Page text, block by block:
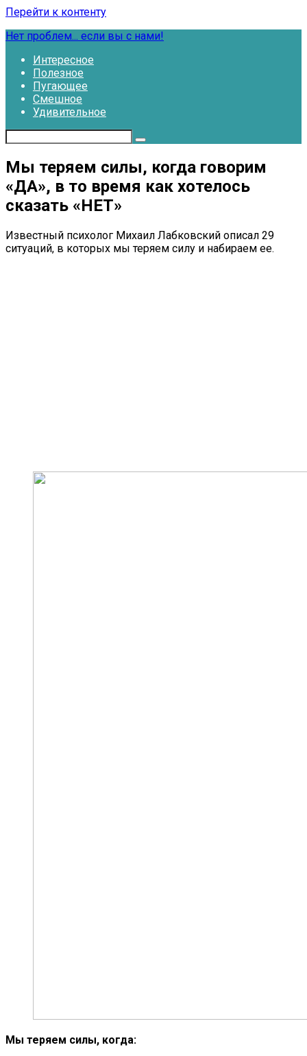
Перейти к контенту
Нет проблем... если вы с нами!
Интересное
Полезное
Пугающее
Смешное
Удивительное
Мы теряем силы, когда говорим
«ДА», в то время как хотелось
сказать «НЕТ»
Известный психолог Михаил Лабковский описал 29
ситуаций, в которых мы теряем силу и набираем ее.
Мы теряем силы, когда: